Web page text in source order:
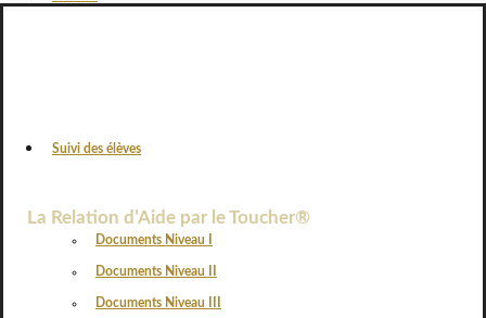
Suivi des élèves
Documents Niveau I
Documents Niveau II
Documents Niveau III
La Relation d’Aide par le Toucher®